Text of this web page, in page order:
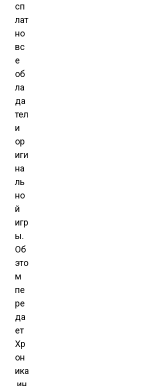
сп
лат
но
вс
е
об
ла
да
тел
и
ор
иги
на
ль
но
й
игр
ы.
Об
это
м
пе
ре
да
ет
Хр
он
ика